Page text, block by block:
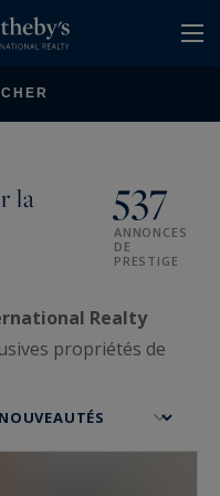
la
537
ANNONCES
DE
PRESTIGE
Realty
propriétés de